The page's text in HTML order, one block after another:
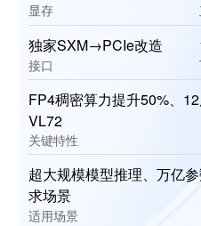
显存
独家SXM→PCIe改造
接口
FP4稠密算力提升50%、
VL72
关键特性
超大规模模型推理、万亿
求场景
适用场景